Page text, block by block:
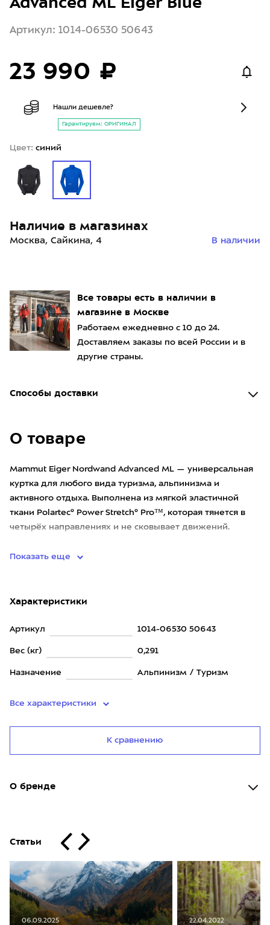
Все товары есть в наличии в
магазине в Москве
Работаем ежедневно с 10 до 24.
Доставляем заказы по всей России и в
другие страны.
Способы доставки
О товаре
Mammut Eiger Nordwand Advanced ML — универсальная
куртка для любого вида туризма, альпинизма и
активного отдыха. Выполнена из мягкой эластичной
ткани Polartec® Power Stretch® Pro™, которая тянется в
четырёх направлениях и не сковывает движений.
Показать еще
Характеристики
Артикул 1014-06530 50643
Вес (кг) 0,291
Назначение Альпинизм / Туризм
Все характеристики
К сравнению
О бренде
Статьи
06.09.2025 22.04.2022
Артикул: 1014-06530 50643
23 990 ₽
Нашли дешевле?
Гарантируем: ОРИГИНАЛ
Цвет: синий
Наличие в магазинах
Москва, Сайкина, 4 В наличии